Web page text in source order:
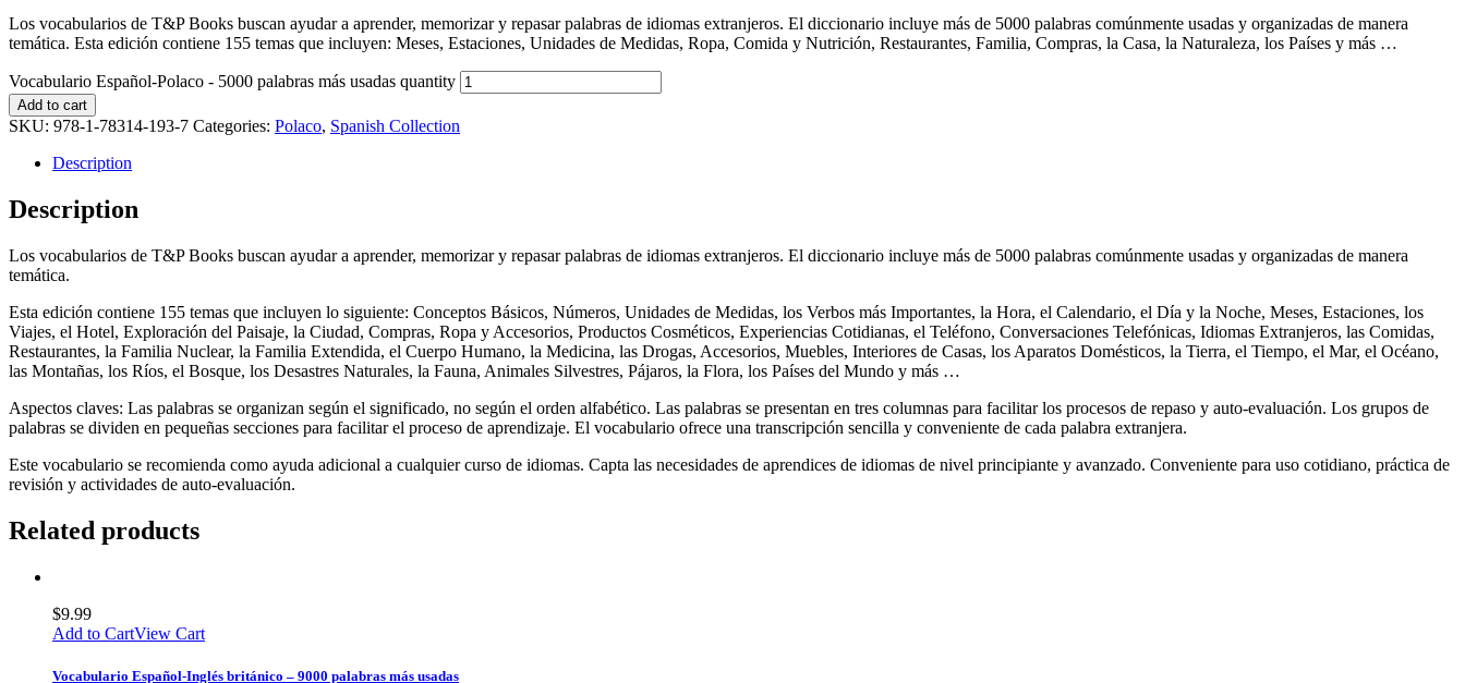
Los vocabularios de T&P Books buscan ayudar a aprender, memorizar y repasar palabras de idiomas extranjeros. El diccionario incluye más de 5000 palabras comúnmente usadas y organizadas de manera
temática. Esta edición contiene 155 temas que incluyen: Meses, Estaciones, Unidades de Medidas, Ropa, Comida y Nutrición, Restaurantes, Familia, Compras, la Casa, la Naturaleza, los Países y más …
Vocabulario Español-Polaco - 5000 palabras más usadas quantity
Add to cart
SKU: 978-1-78314-193-7 Categories: Polaco, Spanish Collection
Description
Description
Los vocabularios de T&P Books buscan ayudar a aprender, memorizar y repasar palabras de idiomas extranjeros. El diccionario incluye más de 5000 palabras comúnmente usadas y organizadas de manera
temática.
Esta edición contiene 155 temas que incluyen lo siguiente: Conceptos Básicos, Números, Unidades de Medidas, los Verbos más Importantes, la Hora, el Calendario, el Día y la Noche, Meses, Estaciones, los
Viajes, el Hotel, Exploración del Paisaje, la Ciudad, Compras, Ropa y Accesorios, Productos Cosméticos, Experiencias Cotidianas, el Teléfono, Conversaciones Telefónicas, Idiomas Extranjeros, las Comidas,
Restaurantes, la Familia Nuclear, la Familia Extendida, el Cuerpo Humano, la Medicina, las Drogas, Accesorios, Muebles, Interiores de Casas, los Aparatos Domésticos, la Tierra, el Tiempo, el Mar, el Océano,
las Montañas, los Ríos, el Bosque, los Desastres Naturales, la Fauna, Animales Silvestres, Pájaros, la Flora, los Países del Mundo y más …
Aspectos claves: Las palabras se organizan según el significado, no según el orden alfabético. Las palabras se presentan en tres columnas para facilitar los procesos de repaso y auto-evaluación. Los grupos de
palabras se dividen en pequeñas secciones para facilitar el proceso de aprendizaje. El vocabulario ofrece una transcripción sencilla y conveniente de cada palabra extranjera.
Este vocabulario se recomienda como ayuda adicional a cualquier curso de idiomas. Capta las necesidades de aprendices de idiomas de nivel principiante y avanzado. Conveniente para uso cotidiano, práctica de
revisión y actividades de auto-evaluación.
Related products
$9.99
Add to CartView Cart
Vocabulario Español-Inglés británico – 9000 palabras más usadas